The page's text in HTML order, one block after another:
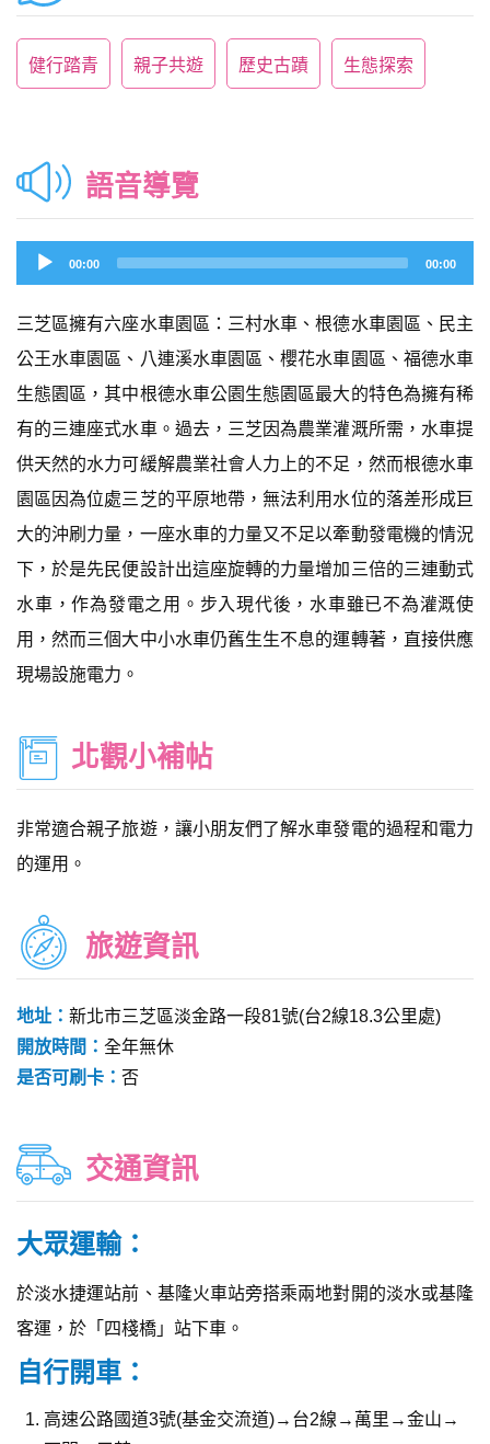
健行踏青 親子共遊 歷史古蹟 生態探索
語音導覽
Audio
Player
00:00 00:00
三芝區擁有六座水車園區：三村水車、根德水車園區、民主
公王水車園區、八連溪水車園區、櫻花水車園區、福德水車
生態園區，其中根德水車公園生態園區最大的特色為擁有稀
有的三連座式水車。過去，三芝因為農業灌溉所需，水車提
供天然的水力可緩解農業社會人力上的不足，然而根德水車
園區因為位處三芝的平原地帶，無法利用水位的落差形成巨
大的沖刷力量，一座水車的力量又不足以牽動發電機的情況
下，於是先民便設計出這座旋轉的力量增加三倍的三連動式
水車，作為發電之用。步入現代後，水車雖已不為灌溉使
用，然而三個大中小水車仍舊生生不息的運轉著，直接供應
現場設施電力。
北觀小補帖
非常適合親子旅遊，讓小朋友們了解水車發電的過程和電力
的運用。
旅遊資訊
地址： 新北市三芝區淡金路一段81號(台2線18.3公里處)
開放時間： 全年無休
是否可刷卡： 否
交通資訊
大眾運輸：
於淡水捷運站前、基隆火車站旁搭乘兩地對開的淡水或基隆
客運，於「四棧橋」站下車。
自行開車：
高速公路國道3號(基金交流道)→台2線→萬里→金山→